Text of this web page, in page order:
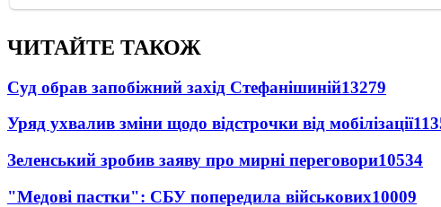
ЧИТАЙТЕ ТАКОЖ
Суд обрав запобіжний захід Стефанішиній13279
Уряд ухвалив зміни щодо відстрочки від мобілізації
Зеленський зробив заяву про мирні переговори10534
"Медові пастки": СБУ попередила військових10009